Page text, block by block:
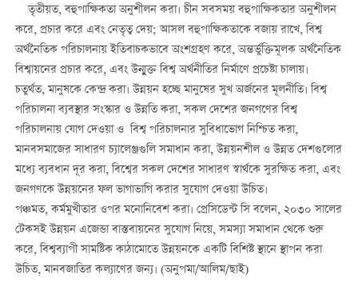
তৃতীয়ত, বহুপাক্ষিকতা অনুশীলন করা। চীন সবসময় বহুপাক্ষিকতার অনুশীলন
করে, প্রচার করে এবং নেতৃত্ব দেয়; আসল বহুপাক্ষিকতাকে বজায় রাখে, বিশ্ব
অর্থনৈতিক পরিচালনায় ইতিবাচকভাবে অংশগ্রহণ করে, অন্তর্ভুক্তিমূলক অর্থনৈতিক
বিশ্বায়নের প্রচার করে, এবং উন্মুক্ত বিশ্ব অর্থনীতির নির্মাণে প্রচেষ্টা চালায়।
চতুর্থত, মানুষকে কেন্দ্র করা। উন্নয়ন হচ্ছে মানুষের সুখ অর্জনের মূলনীতি। বিশ্ব
পরিচালনা ব্যবস্থার সংস্কার ও উন্নতি করা, সকল দেশের জনগণের বিশ্ব
পরিচালনায় যোগ দেওয়া ও বিশ্ব পরিচালনার সুবিধাভোগ নিশ্চিত করা,
মানবসমাজের সাধারণ চ্যালেঞ্জগুলি সমাধান করা, উন্নয়নশীল ও উন্নত দেশগুলোর
মধ্যে ব্যবধান দূর করা, বিশ্বের সকল দেশের সাধারণ স্বার্থকে সুরক্ষিত করা, এবং
জনগণকে উন্নয়নের ফল ভাগাভাগি করার সুযোগ দেওয়া উচিত।
পঞ্চমত, কর্মমুখীতার ওপর মনোনিবেশ করা। প্রেসিডেন্ট সি বলেন, ২০৩০ সালের
টেকসই উন্নয়ন এজেন্ডা বাস্তবায়নের সুযোগ নিয়ে, সমস্যা সমাধান থেকে শুরু
করে, বিশ্বব্যাপী সামষ্টিক কাঠামোতে উন্নয়নকে একটি বিশিষ্ট স্থানে স্থাপন করা
উচিত, মানবজাতির কল্যাণের জন্য। (অনুপমা/আলিম/ছাই)